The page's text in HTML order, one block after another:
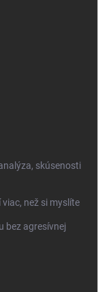
skúsenosti
než si myslíte
bez agresívnej